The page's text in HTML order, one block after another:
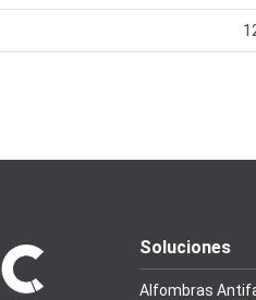
Soluciones
Alfombras